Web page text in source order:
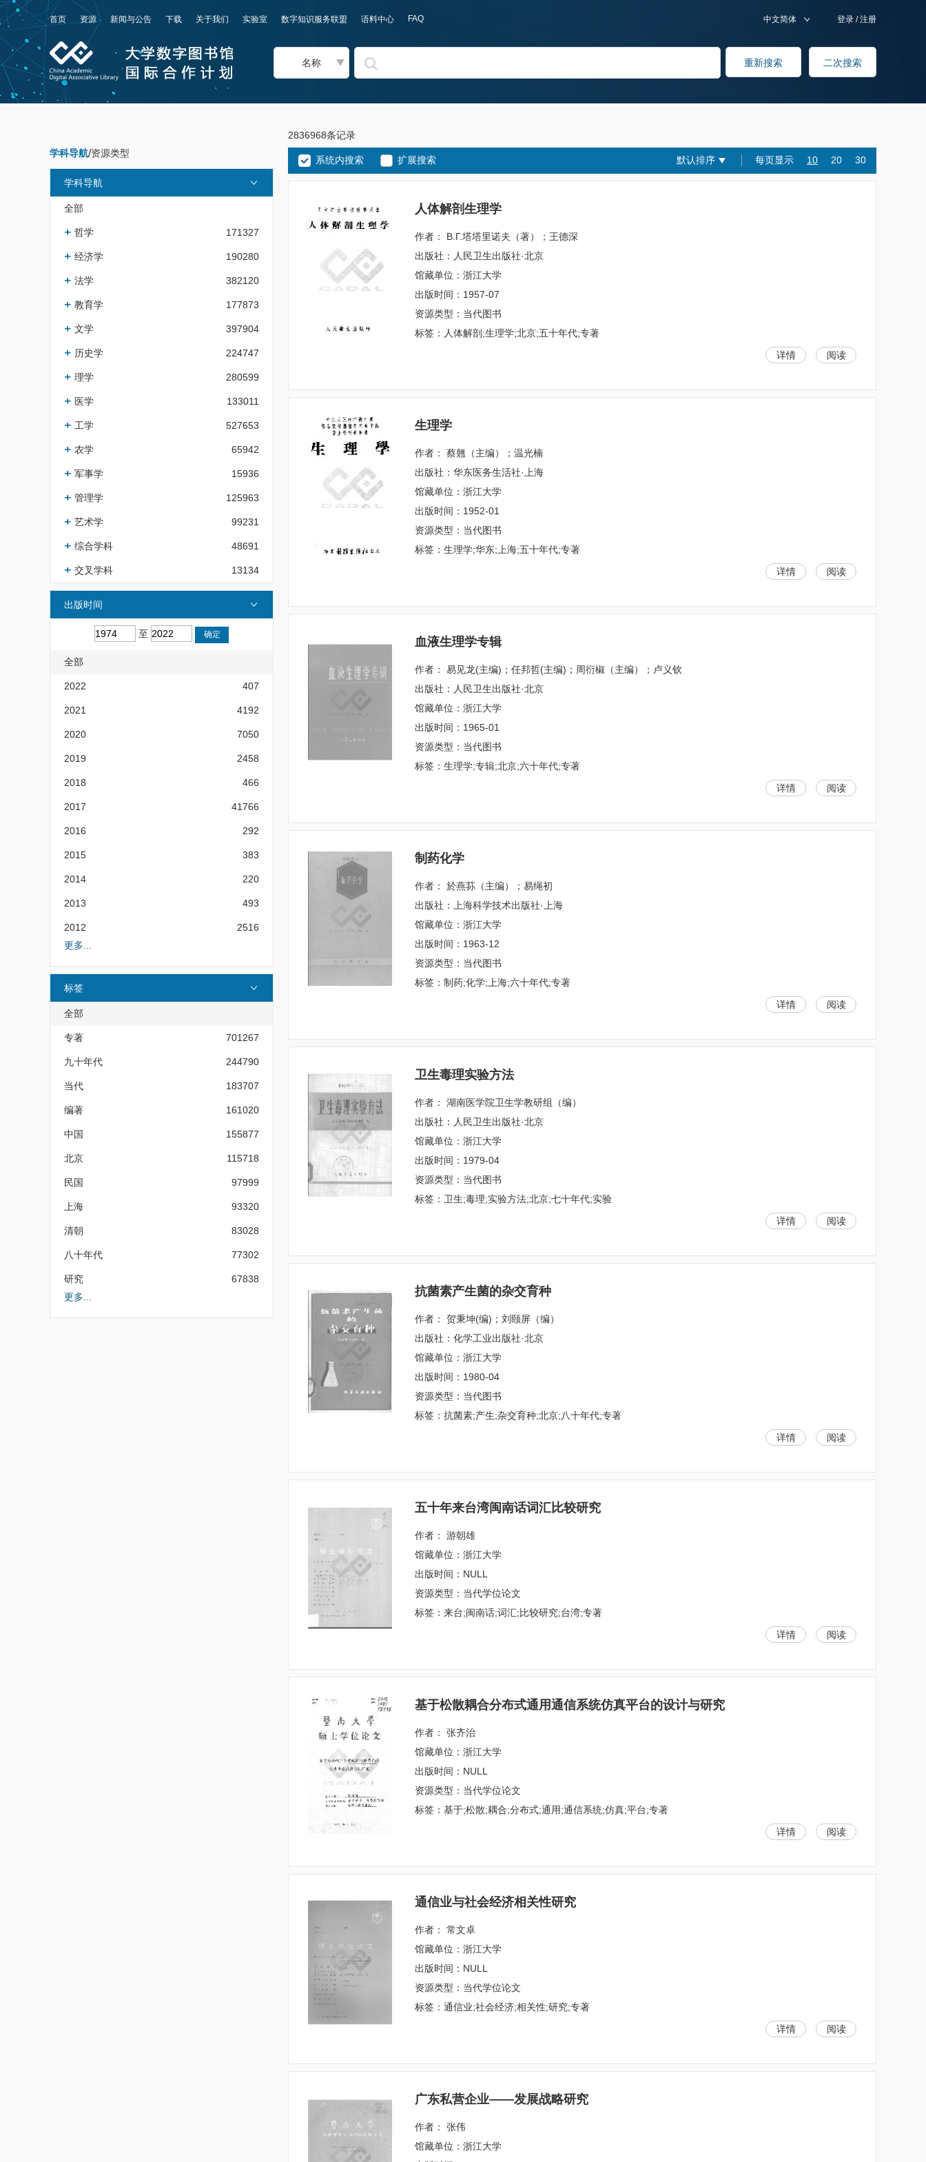
首页 资源 新闻与公告 下载 关于我们 实验室 数字知识服务联盟 语料中心 FAQ 登录 /注册
中文简体
名称
学科导航/资源类型
学科导航
全部
哲学 171327
经济学 190280
法学 382120
教育学 177873
文学 397904
历史学 224747
理学 280599
医学 133011
工学 527653
农学 65942
军事学 15936
管理学 125963
艺术学 99231
综合学科 48691
交叉学科 13134
出版时间
至
全部
2022 407
2021 4192
2020 7050
2019 2458
2018 466
2017 41766
2016 292
2015 383
2014 220
2013 493
2012
2516
更多...
标签
全部
专著 701267
九十年代 244790
当代 183707
编著 161020
中国 155877
北京 115718
民国 97999
上海 93320
清朝 83028
八十年代 77302
研究
67838
更多...
2836968条记录
系统内搜索 扩展搜索 默认排序 每页显示 10 20 30
人体解剖生理学
作者： В.Г.塔塔里诺夫（著）；王德深
出版社：人民卫生出版社·北京
馆藏单位：浙江大学
出版时间：1957-07
资源类型：当代图书
标签：人体解剖;生理学;北京;五十年代;专著
详情
阅读
生理学
作者： 蔡翹（主编）；温光楠
出版社：华东医务生活社·上海
馆藏单位：浙江大学
出版时间：1952-01
资源类型：当代图书
标签：生理学;华东;上海;五十年代;专著
详情
阅读
血液生理学专辑
作者： 易见龙(主编)；任邦哲(主编)；周衍椒（主编）；卢义钦
出版社：人民卫生出版社·北京
馆藏单位：浙江大学
出版时间：1965-01
资源类型：当代图书
标签：生理学;专辑;北京;六十年代;专著
详情
阅读
制药化学
作者： 於燕荪（主编）；易绳初
出版社：上海科学技术出版社·上海
馆藏单位：浙江大学
出版时间：1963-12
资源类型：当代图书
标签：制药;化学;上海;六十年代;专著
详情
阅读
卫生毒理实验方法
作者： 湖南医学院卫生学教研组（编）
出版社：人民卫生出版社·北京
馆藏单位：浙江大学
出版时间：1979-04
资源类型：当代图书
标签：卫生;毒理;实验方法;北京;七十年代;实验
详情
阅读
抗菌素产生菌的杂交育种
作者： 贺秉坤(编)；刘颐屏（编）
出版社：化学工业出版社·北京
馆藏单位：浙江大学
出版时间：1980-04
资源类型：当代图书
标签：抗菌素;产生;杂交育种;北京;八十年代;专著
详情
阅读
五十年来台湾闽南话词汇比较研究
作者： 游朝雄
馆藏单位：浙江大学
出版时间：NULL
资源类型：当代学位论文
标签：来台;闽南话;词汇;比较研究;台湾;专著
详情
阅读
基于松散耦合分布式通用通信系统仿真平台的设计与研究
作者： 张齐治
馆藏单位：浙江大学
出版时间：NULL
资源类型：当代学位论文
标签：基于;松散;耦合;分布式;通用;通信系统;仿真;平台;专著
详情
阅读
通信业与社会经济相关性研究
作者： 常文卓
馆藏单位：浙江大学
出版时间：NULL
资源类型：当代学位论文
标签：通信业;社会经济;相关性;研究;专著
详情
阅读
广东私营企业——发展战略研究
作者： 张伟
馆藏单位：浙江大学